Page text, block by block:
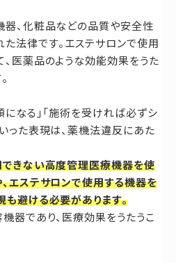
、化粧品などの品質や安全性
法律です。エステサロンで使用
医薬品のような効能効果をうた
なる」「施術を受ければ必ずシ
った表現は、薬機法違反にあた
きない高度管理医療機器を使
エステサロンで使用する機器を
避ける必要があります。
器であり、医療効果をうたうこ